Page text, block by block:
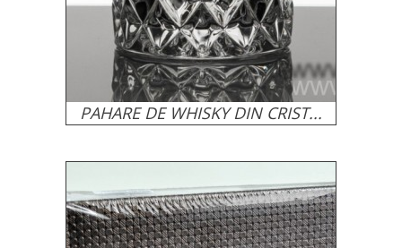
PAHARE DE WHISKY DIN CRIST...